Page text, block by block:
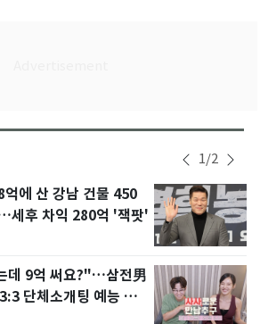
1/2
에 산 강남 건물 450
세후 차익 280억 '잭팟'
데 9억 써요?"…삼전男
단체소개팅 예능 화